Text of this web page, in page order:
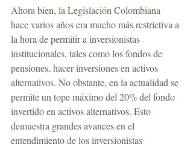
Ahora bien, la Legislación Colombiana
hace varios años era mucho más restrictiva a
la hora de permitir a inversionistas
institucionales, tales como los fondos de
pensiones, hacer inversiones en activos
alternativos. No obstante, en la actualidad se
permite un tope máximo del 20% del fondo
invertido en activos alternativos. Esto
demuestra grandes avances en el
entendimiento de los inversionistas